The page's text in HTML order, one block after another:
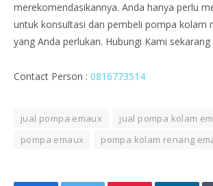
merekomendasikannya. Anda hanya perlu
untuk konsultasi dan pembeli pompa kolam
yang Anda perlukan. Hubungi Kami sekarang
Contact Person : 0816773514
jual pompa emaux
jual pompa kolam
pompa emaux
pompa kolam renang